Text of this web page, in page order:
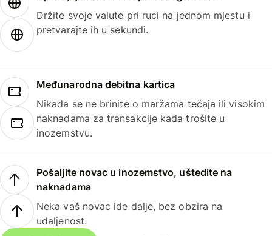
Držite svoje valute pri ruci na jednom mjestu i
pretvarajte ih u sekundi.
Međunarodna debitna kartica
Nikada se ne brinite o maržama tečaja ili visokim
naknadama za transakcije kada trošite u
inozemstvu.
Pošaljite novac u inozemstvo, uštedite na
naknadama
Neka vaš novac ide dalje, bez obzira na
udaljenost.